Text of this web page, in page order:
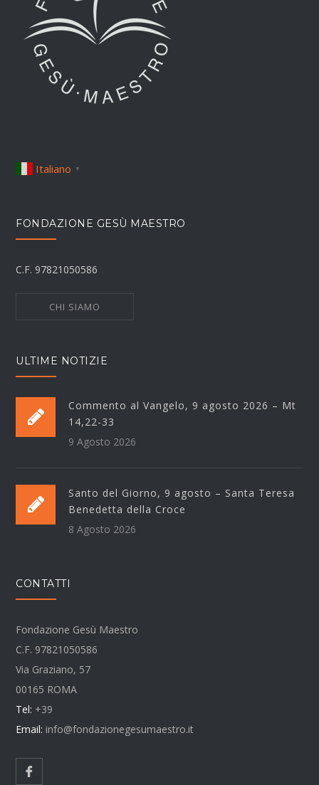
Italiano ▼
FONDAZIONE GESÙ MAESTRO
C.F. 97821050586
CHI SIAMO
ULTIME NOTIZIE
Commento al Vangelo, 9 agosto 2026 – Mt
14,22-33
9 Agosto 2026
Santo del Giorno, 9 agosto – Santa Teresa
Benedetta della Croce
8 Agosto 2026
CONTATTI
Fondazione Gesù Maestro
C.F. 97821050586
Via Graziano, 57
00165 ROMA
Tel: +39
Email: info@fondazionegesumaestro.it